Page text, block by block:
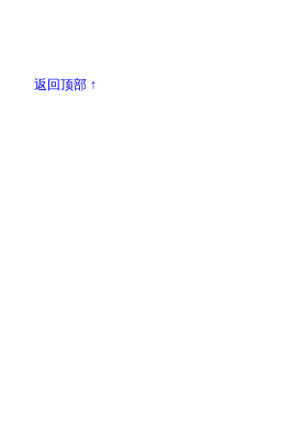
返回顶部 ↑